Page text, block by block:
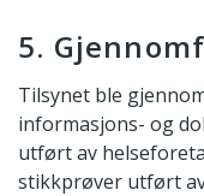
5.
Tilsynet ble
informasjons- og
utført av
stikkprøver utført